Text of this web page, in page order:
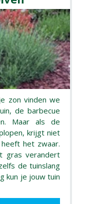
zon vinden we
de barbecue
Maar als de
krijgt niet
het zwaar.
gras verandert
de tuinslang
kun je jouw tuin